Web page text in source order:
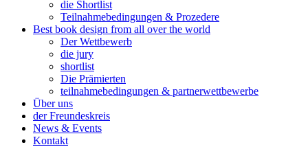
die Shortlist
Teilnahmebedingungen & Prozedere
Best book design from all over the world
Der Wettbewerb
die jury
shortlist
Die Prämierten
teilnahmebedingungen & partnerwettbewerbe
Über uns
der Freundeskreis
News & Events
Kontakt